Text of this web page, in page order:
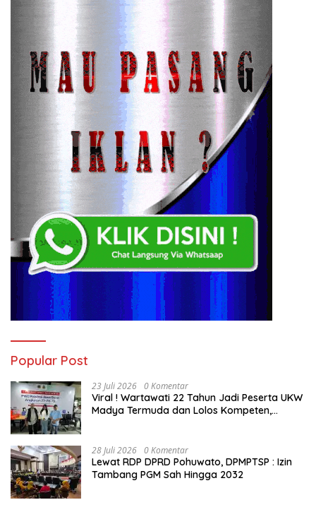
Popular Post
23 Juli 2026 0 Komentar
Viral ! Wartawati 22 Tahun Jadi Peserta UKW
Madya Termuda dan Lolos Kompeten,
28 Juli 2026 0 Komentar
Lewat RDP DPRD Pohuwato, DPMPTSP : Izin
Tambang PGM Sah Hingga 2032